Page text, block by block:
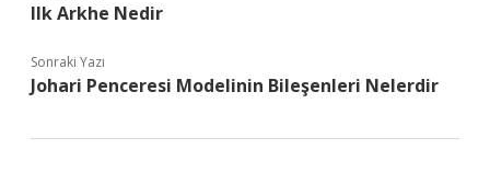
Ilk Arkhe Nedir
Sonraki Yazı
Johari Penceresi Modelinin Bileşenleri Nelerdir